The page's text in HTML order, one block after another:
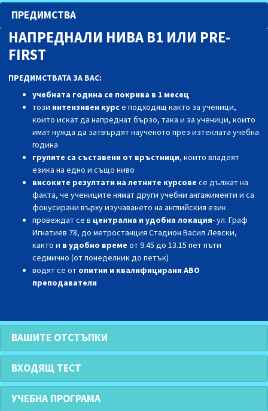
ПРЕДИМСТВА
НАПРЕДНАЛИ НИВА B1 ИЛИ PRE-
FIRST
ПРЕДИМСТВАТА ЗА ВАС:
учебната година се покрива в 1 месец
този интензивен курсе подходящ както за ученици,
които искат да напреднат бързо, така и за ученици, които
имат нужда да затвърдят наученото през изтеклата учебна
година
групите са съставени от връстници, които владеят
езика на едно и също ниво
високите резултати на летните курсове се дължат на
факта, че учениците нямат други учебни ангажименти и са
фокусирани върху изучаването на английския език
провеждат се в централна и удобна локация- ул. Граф
Игнатиев 78, до метростанция Стадион Васил Левски,
както и в удобно време от 9.45 до 13.15 пет пъти
седмично (от понеделник до петък)
водят се от опитни и квалифицирани АВО
преподаватели
ВАШИТЕ ОТСТЪПКИ
ВХОДЯЩ ТЕСТ
УЧЕБНА ПРОГРАМА